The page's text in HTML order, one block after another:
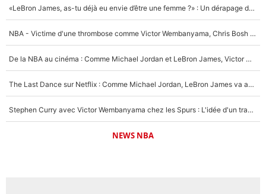
«LeBron James, as-tu déjà eu envie d’être une femme ?» : Un dérapage de Donald Trump sur la superstar de la NBA refait surface
NBA - Victime d'une thrombose comme Victor Wembanyama, Chris Bosh prévient le Français des risques sur sa santé : «J’ai failli mourir sur le coup et j’ai été ramené à la vie»
De la NBA au cinéma : Comme Michael Jordan et LeBron James, Victor Wembanyama rêve d'une carrière d'acteur !
The Last Dance sur Netflix : Comme Michael Jordan, LeBron James va avoir le droit à sa série !
Stephen Curry avec Victor Wembanyama chez les Spurs : L'idée d'un trade historique est lancée en NBA !
NEWS NBA